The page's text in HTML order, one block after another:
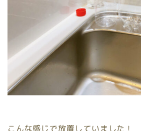
こんな感じで放置していました！